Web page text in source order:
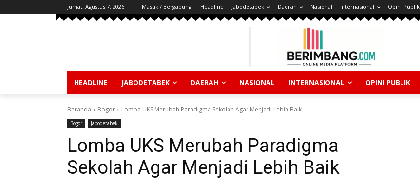
Jumat, Agustus 7, 2026 Masuk / Bergabung Headline Jabodetabek Daerah Nasional Internasional Opini Publik
HEADLINE JABODETABEK DAERAH NASIONAL INTERNASIONAL OPINI PUBLIK
Beranda Bogor Lomba UKS Merubah Paradigma Sekolah Agar Menjadi Lebih Baik
Bogor Jabodetabek
Lomba UKS Merubah Paradigma
Sekolah Agar Menjadi Lebih Baik